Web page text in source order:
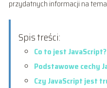
przydatnych informacji na
Spis treści:
Co to jest JavaScript?
Podstawowe cechy
Czy JavaScript jest